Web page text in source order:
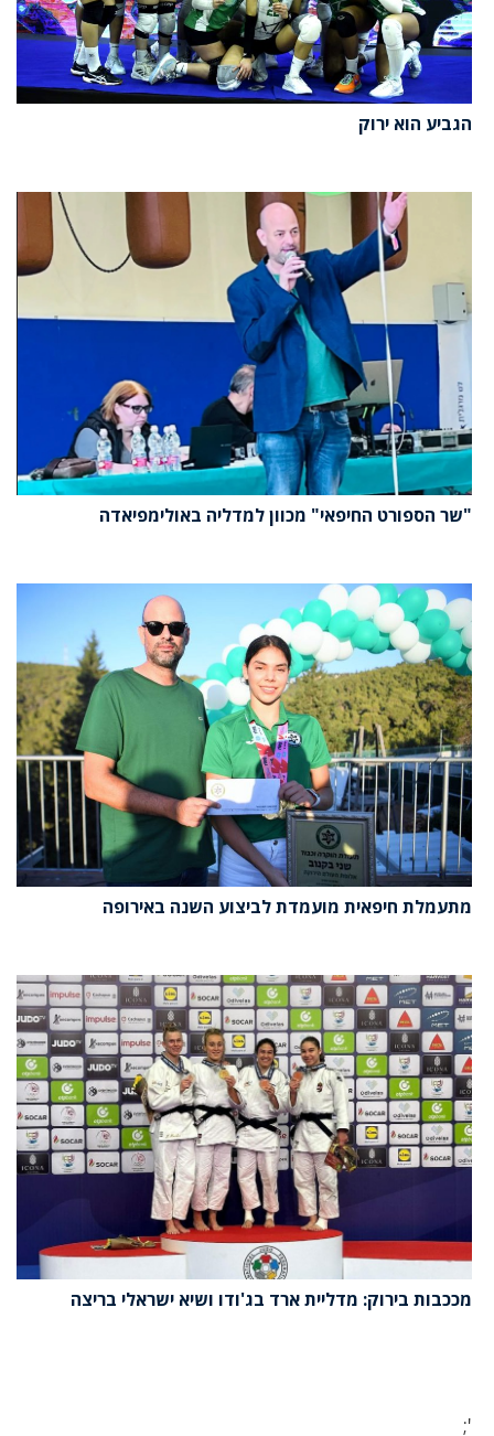
הגביע הוא ירוק
"שר הספורט החיפאי" מכוון למדליה באולימפיאדה
מתעמלת חיפאית מועמדת לביצוע השנה באירופה
מככבות בירוק: מדליית ארד בג'ודו ושיא ישראלי בריצה
';